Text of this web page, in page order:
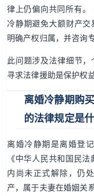
律上仍偏向共同所有。
冷静期避免大额财产
明确产权归属，并咨询
此问题涉及法律细节，
寻求法律援助是保护权
离婚冷静期购
的法律规定是什
离婚冷静期是离婚登
《中华人民共和国民
内尚未正式解除，仍
产，属于夫妻在婚姻关